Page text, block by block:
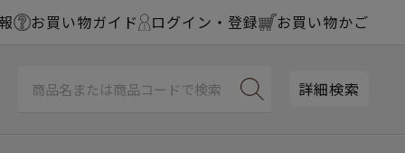
お買い物ガイド ログイン・登録 お買い物かご
詳細検索